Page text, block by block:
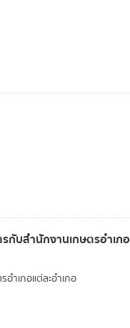
กับสำนักงานเกษตรอำเภอ
ำเภอแต่ละอำเภอ